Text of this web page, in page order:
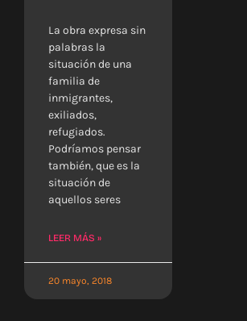
La obra expresa sin
palabras la
situación de una
familia de
inmigrantes,
exiliados,
refugiados.
Podríamos pensar
también, que es la
situación de
aquellos seres
LEER MÁS »
20 mayo, 2018